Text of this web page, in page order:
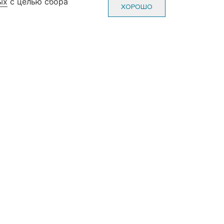
70-22
22
Пн-Пт: с 10-00 до 20-00
ХОРОШО